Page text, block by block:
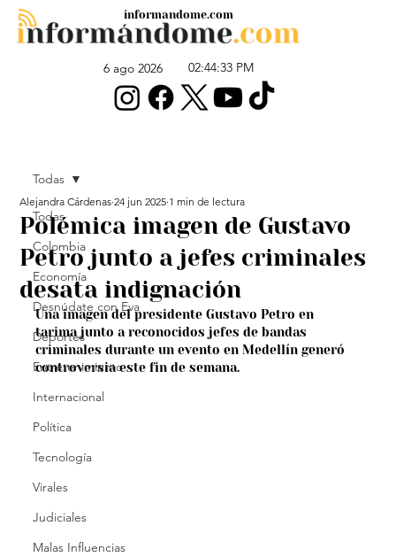
6 ago 2026 02:44:33 PM
informandome.com
Todas
Colombia
Economía
Desnúdate con Eva
Deportes
Entretenimiento
Internacional
Política
Tecnología
Virales
Judiciales
Malas Influencias
Todas
Polémica imagen de Gustavo
Petro junto a jefes criminales
desata indignación
Alejandra Cárdenas 24 jun 2025 1 min de lectura
Una imagen del presidente Gustavo Petro en
tarima junto a reconocidos jefes de bandas
criminales durante un evento en Medellín generó
controversia este fin de semana.